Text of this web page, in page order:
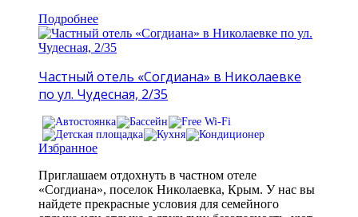
Подробнее
Частный отель «Согдиана» в Николаевке
по ул. Чудесная, 2/35
Избранное
Приглашаем отдохнуть в частном отеле
«Согдиана», поселок Николаевка, Крым. У нас вы
найдете прекрасные условия для семейного